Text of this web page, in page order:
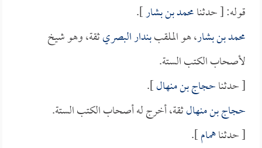
قوله: [ حدثنامحمد بن بشار].
محمد بن بشار، هو الملقببندار البصريثقة، وهو شيخ
لأصحاب الكتب الستة.
[ حدثناحجاج بن منهال].
حجاج بن منهالثقة، أخرج له أصحاب الكتب الستة.
[ حدثناهمام].